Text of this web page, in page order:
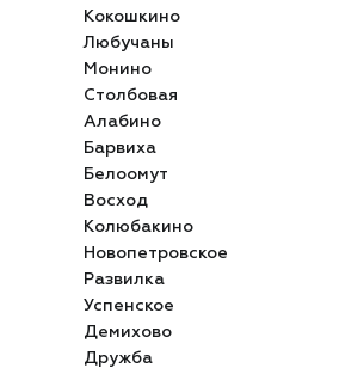
Кокошкино
Любучаны
Монино
Столбовая
Алабино
Барвиха
Белоомут
Восход
Колюбакино
Новопетровское
Развилка
Успенское
Демихово
Дружба